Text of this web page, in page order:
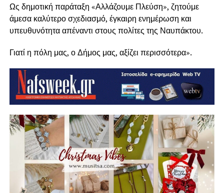
Ως δημοτική παράταξη «Αλλάζουμε Πλεύση», ζητούμε
άμεσα καλύτερο σχεδιασμό, έγκαιρη ενημέρωση και
υπευθυνότητα απέναντι στους πολίτες της Ναυπάκτου.
Γιατί η πόλη μας, ο Δήμος μας, αξίζει περισσότερα».